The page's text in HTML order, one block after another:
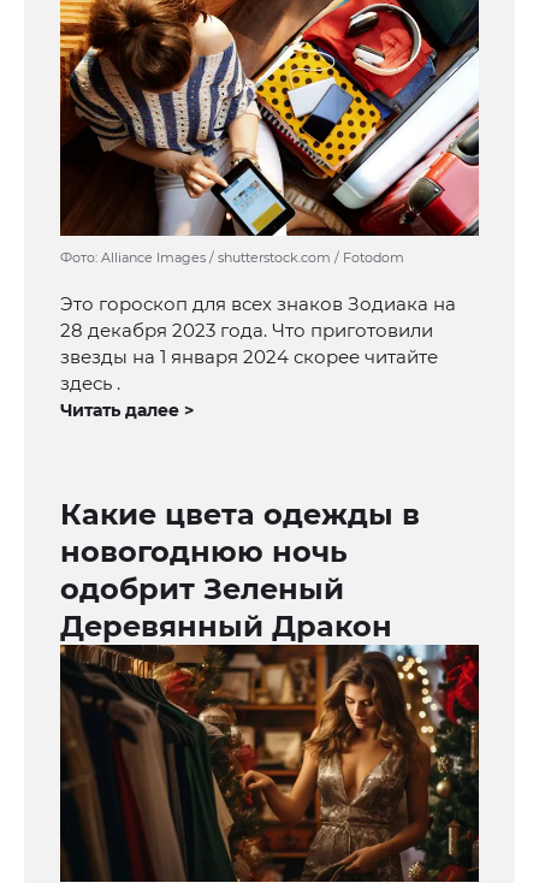
Фото: Alliance Images / shutterstock.com / Fotodom
Это гороскоп для всех знаков Зодиака на
28 декабря 2023 года. Что приготовили
звезды на 1 января 2024 скорее читайте
здесь .
Читать далее >
Какие цвета одежды в
новогоднюю ночь
одобрит Зеленый
Деревянный Дракон